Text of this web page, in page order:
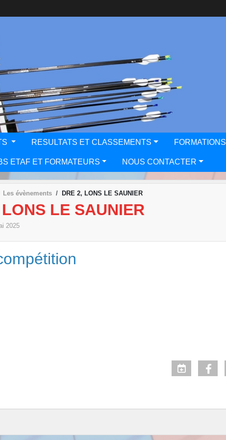
RESULTATS ET CLASSEMENTS FORMATIONS
ETAF ET FORMATEURS NOUS CONTACTER
Les évènements DRE 2, LONS LE SAUNIER
LE SAUNIER
2025